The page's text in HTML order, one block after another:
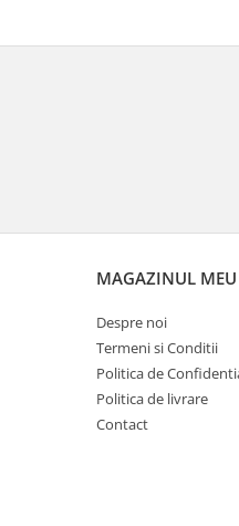
Trotinete copii si adulti
Masinute si motociclete
si saltelute de joaca
Premergatoare
Calut Balansoar
Centre de joaca
MAGAZINUL MEU
Despre noi
Termeni si Conditii
Politica de
Politica de livrare
Contact